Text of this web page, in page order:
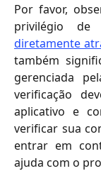
Por favor,
privilégio
diretamente
também
gerenciada
verificação
aplicativo e
verificar sua
entrar em
ajuda com o